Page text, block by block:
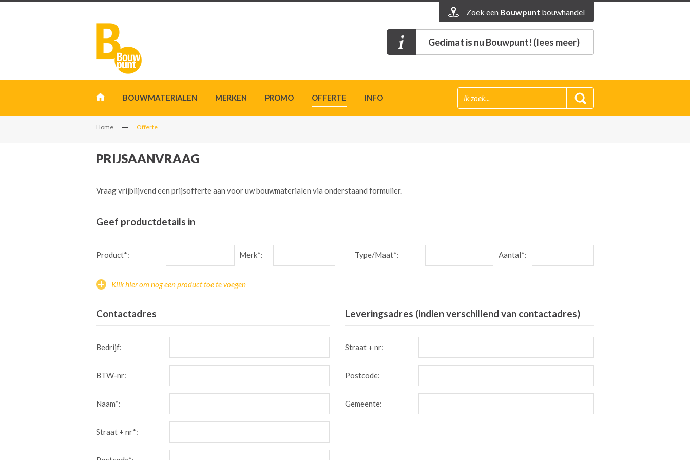
Zoek een Bouwpunt bouwhandel
Gedimat is nu Bouwpunt! (lees meer)
BOUWMATERIALEN MERKEN PROMO OFFERTE INFO
Home Offerte
PRIJSAANVRAAG
Vraag vrijblijvend een prijsofferte aan voor uw bouwmaterialen via onderstaand formulier.
Geef productdetails in
Product*: Merk*: Type/Maat*: Aantal*:
Klik hier om nog een product toe te voegen
Contactadres
Bedrijf:
BTW-nr:
Naam*:
Straat + nr*:
Leveringsadres (indien verschillend van contactadres)
Straat + nr:
Postcode:
Gemeente: